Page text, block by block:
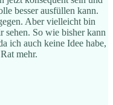
besser ausfüllen kann.
Aber vielleicht bin
sehen. So wie bisher kann
ich auch keine Idee habe,
mehr.